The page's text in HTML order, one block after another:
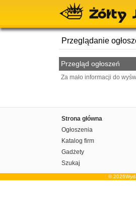
Przeglądanie
Przegląd ogłoszeń
Za mało informacji do
Strona główna
Ogłoszenia
Katalog firm
Gadżety
Szukaj
©